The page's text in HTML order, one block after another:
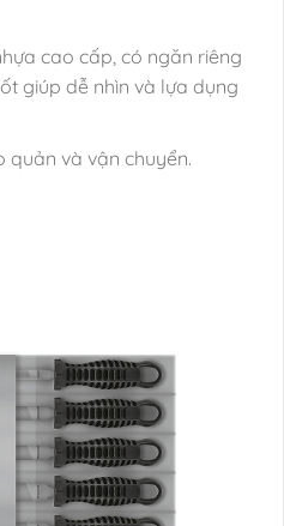
cao cấp, có ngăn riêng
giúp dễ nhìn và lựa dụng
và vận chuyển.